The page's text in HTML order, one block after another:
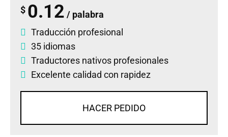
$ 0.12 / palabra
Traducción profesional
35 idiomas
Traductores nativos profesionales
Excelente calidad con rapidez
HACER PEDIDO